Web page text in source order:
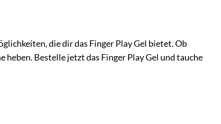
die dir das Finger Play Gel bietet. Ob
heben. Bestelle jetzt das Finger Play Gel und tauche